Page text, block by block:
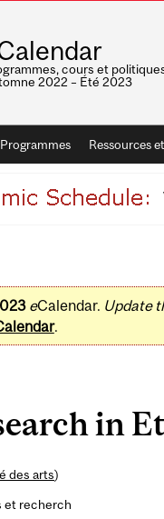
cours et
2022 – Été 2023
Programmes Ressources
eCalendar. Update
.
in
des arts)
et recherch